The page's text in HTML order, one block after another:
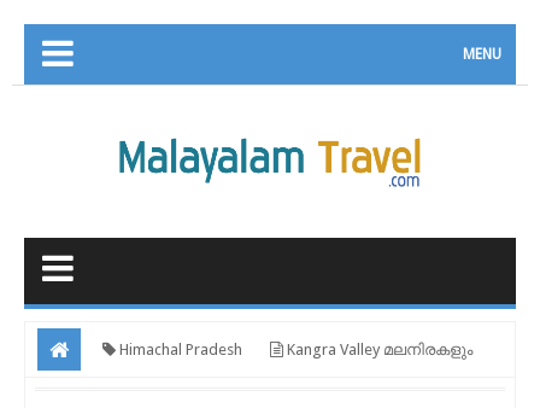
MENU
Himachal Pradesh Kangra Valley മലനിരകളും